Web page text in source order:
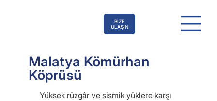
BİZE
ULAŞIN
Malatya Kömürhan
Köprüsü
Yüksek rüzgâr ve sismik yüklere karşı